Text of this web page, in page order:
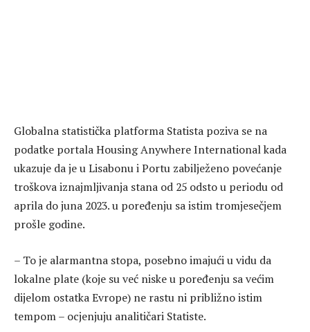
Globalna statistička platforma Statista poziva se na
podatke portala Housing Anywhere International kada
ukazuje da je u Lisabonu i Portu zabilježeno povećanje
troškova iznajmljivanja stana od 25 odsto u periodu od
aprila do juna 2023. u poređenju sa istim tromjesečjem
prošle godine.
– To je alarmantna stopa, posebno imajući u vidu da
lokalne plate (koje su već niske u poređenju sa većim
dijelom ostatka Evrope) ne rastu ni približno istim
tempom – ocjenjuju analitičari Statiste.